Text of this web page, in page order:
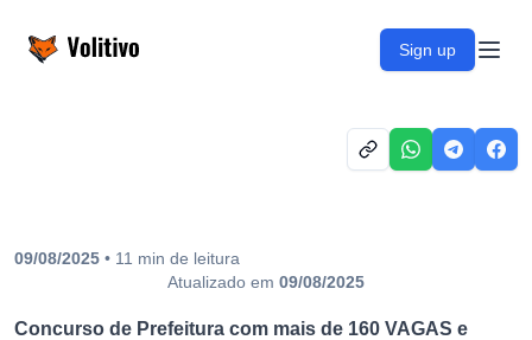
Volitivo Sign up
09/08/2025 • 11 min de leitura
Atualizado em 09/08/2025
Concurso de Prefeitura com mais de 160 VAGAS e